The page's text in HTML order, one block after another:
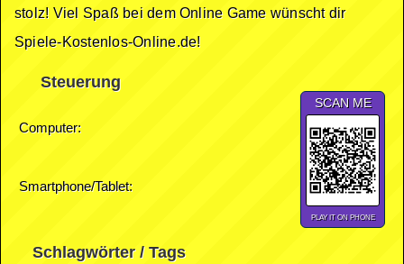
stolz! Viel Spaß bei dem Online Game wünscht dir
Spiele-Kostenlos-Online.de!
Steuerung
Computer:
Smartphone/Tablet:
SCAN ME
PLAY IT ON PHONE
Schlagwörter / Tags